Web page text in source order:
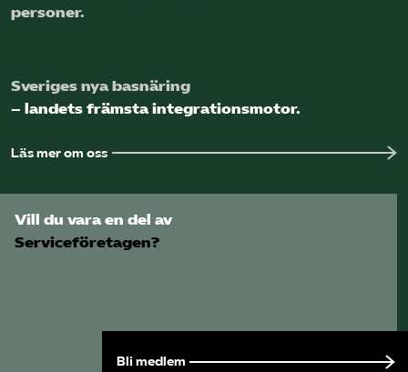
personer.
Sveriges nya basnäring
– landets främsta integrationsmotor.
Läs mer om oss
Vill du vara en del av
Serviceföretagen?
Bli medlem